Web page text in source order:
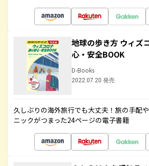
地球の歩き方 ウィズ
心・安全BOOK
D-Books
2022.07.20 発売
久しぶりの海外旅行でも大丈夫！旅の手配
ニックがつまった24ページの電子書籍